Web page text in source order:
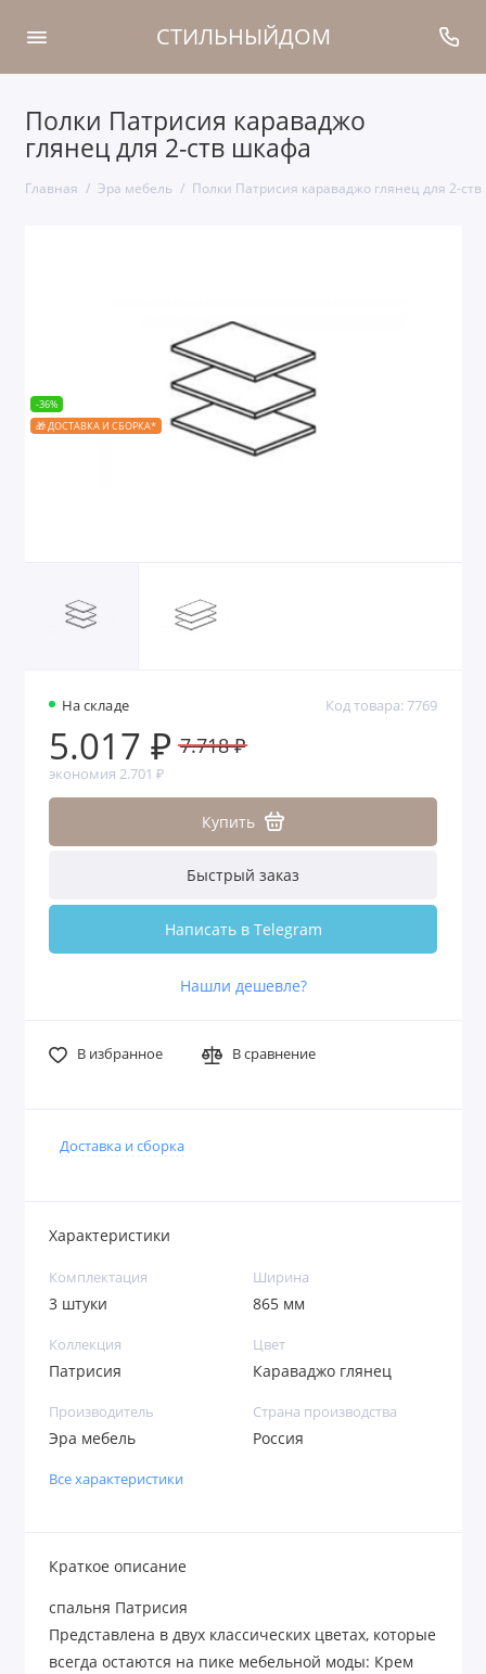
СТИЛЬНЫЙДОМ
Полки Патрисия караваджо
глянец для 2-ств шкафа
Главная Эра мебель Полки Патрисия караваджо глянец для 2-
-36%
🎁 ДОСТАВКА И СБОРКА*
На складе Код товара: 7769
5.017 ₽ 7.718 ₽
экономия 2.701 ₽
Купить
Быстрый заказ
Написать в Telegram
Нашли дешевле?
В избранное В сравнение
Доставка и сборка
Характеристики
Комплектация
3 штуки
Ширина
865 мм
Коллекция
Патрисия
Цвет
Караваджо глянец
Производитель
Эра мебель
Страна производства
Россия
Все характеристики
Краткое описание
спальня Патрисия
Представлена в двух классических цветах, которые
всегда остаются на пике мебельной моды: Крем